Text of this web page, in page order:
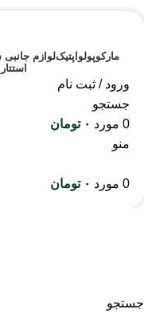
مارکوپولو اپتیکلوازم جانبی
ورود / ثبت نام
جستجو
0 مورد ۰ تومان
منو
0 مورد ۰ تومان
جستجو